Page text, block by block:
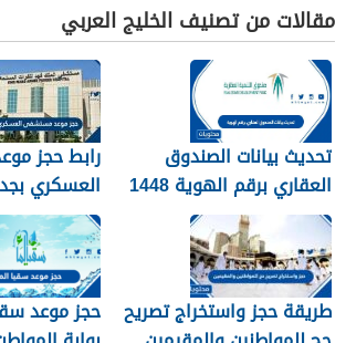
مقالات من تصنيف الخليج العربي
تحديث بيانات الصندوق
العقاري برقم الهوية 1448
الرابط والخطوات
رابط حجز
العسكري بجدة
طريقة حجز واستخراج تصريح